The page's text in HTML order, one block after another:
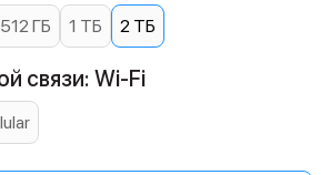
512 ГБ 1 ТБ 2 ТБ
связи: Wi-Fi